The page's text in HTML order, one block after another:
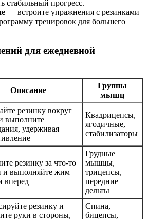
стабильный прогресс.
— встроите упражнения с резинками
тренировок для большего
для ежедневной
Описание
Группы
мышц
резинку вокруг
выполните
удерживая
Квадрицепсы,
ягодичные,
стабилизаторы
резинку за что-то
и выполняйте жим
вперед
Грудные
мышцы,
трицепсы,
передние
дельты
резинку и
руки в стороны,
Спина,
бицепсы,